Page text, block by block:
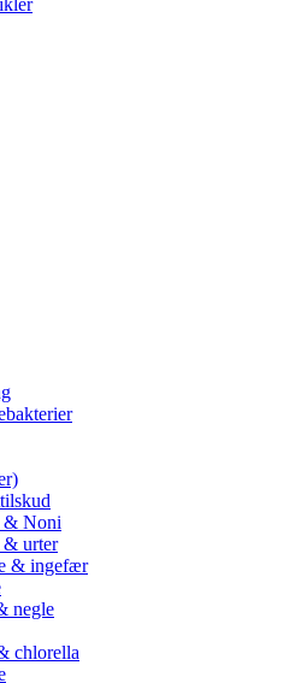
& Noni
& urter
& ingefær
negle
chlorella